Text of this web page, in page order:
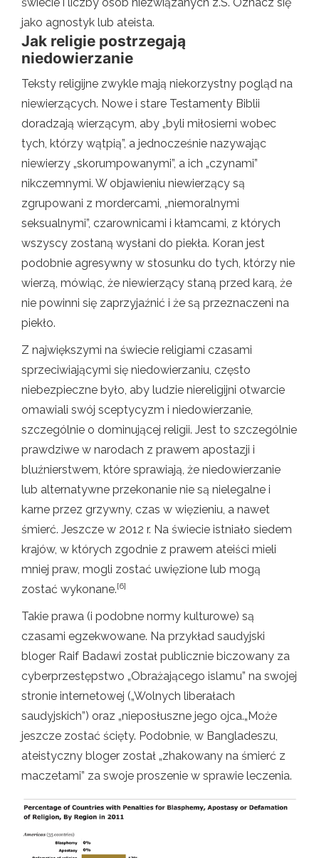
świecie i liczby osób niezwiązanych z.S. Oznacz się
jako agnostyk lub ateista.
Jak religie postrzegają
niedowierzanie
Teksty religijne zwykle mają niekorzystny pogląd na
niewierzących. Nowe i stare Testamenty Biblii
doradzają wierzącym, aby „byli miłosierni wobec
tych, którzy wątpią”, a jednocześnie nazywając
niewierzy „skorumpowanymi”, a ich „czynami”
nikczemnymi. W objawieniu niewierzący są
zgrupowani z mordercami, „niemoralnymi
seksualnymi”, czarownicami i kłamcami, z których
wszyscy zostaną wysłani do piekła. Koran jest
podobnie agresywny w stosunku do tych, którzy nie
wierzą, mówiąc, że niewierzący staną przed karą, że
nie powinni się zaprzyjaźnić i że są przeznaczeni na
piekło.
Z największymi na świecie religiami czasami
sprzeciwiającymi się niedowierzaniu, często
niebezpieczne było, aby ludzie niereligijni otwarcie
omawiali swój sceptycyzm i niedowierzanie,
szczególnie o dominującej religii. Jest to szczególnie
prawdziwe w narodach z prawem apostazji i
bluźnierstwem, które sprawiają, że niedowierzanie
lub alternatywne przekonanie nie są nielegalne i
karne przez grzywny, czas w więzieniu, a nawet
śmierć. Jeszcze w 2012 r. Na świecie istniało siedem
krajów, w których zgodnie z prawem ateiści mieli
mniej praw, mogli zostać uwięzione lub mogą
zostać wykonane.[6]
Takie prawa (i podobne normy kulturowe) są
czasami egzekwowane. Na przykład saudyjski
bloger Raif Badawi został publicznie biczowany za
cyberprzestępstwo „Obrażającego islamu” na swojej
stronie internetowej („Wolnych liberałach
saudyjskich”) oraz „nieposłuszne jego ojca.„Może
jeszcze zostać ścięty. Podobnie, w Bangladeszu,
ateistyczny bloger został „zhakowany na śmierć z
maczetami” za swoje proszenie w sprawie leczenia.